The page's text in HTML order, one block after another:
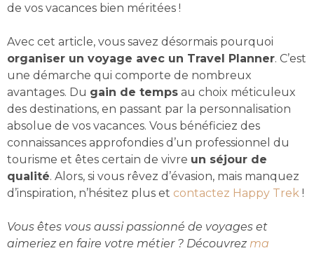
de vos vacances bien méritées !
Avec cet article, vous savez désormais pourquoi
organiser un voyage avec un Travel Planner. C’est
une démarche qui comporte de nombreux
avantages. Du gain de temps au choix méticuleux
des destinations, en passant par la personnalisation
absolue de vos vacances. Vous bénéficiez des
connaissances approfondies d’un professionnel du
tourisme et êtes certain de vivre un séjour de
qualité. Alors, si vous rêvez d’évasion, mais manquez
d’inspiration, n’hésitez plus et contactez Happy Trek !
Vous êtes vous aussi passionné de voyages et
aimeriez en faire votre métier ? Découvrezma